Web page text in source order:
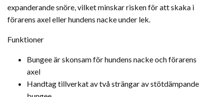
expanderande snöre, vilket minskar risken för att skaka i
förarens axel eller hundens nacke under lek.
Funktioner
Bungee är skonsam för hundens nacke och förarens
axel
Handtag tillverkat av två strängar av stötdämpande